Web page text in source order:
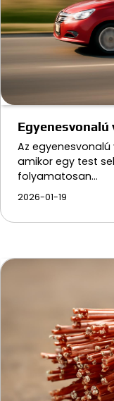
Egyenesvonalú
Az
amikor egy test
folyamatosan…
2026-01-19